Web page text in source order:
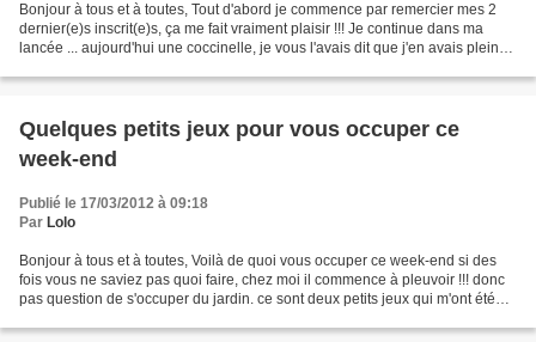
Bonjour à tous et à toutes, Tout d'abord je commence par remercier mes 2
dernier(e)s inscrit(e)s, ça me fait vraiment plaisir !!! Je continue dans ma
lancée ... aujourd'hui une coccinelle, je vous l'avais dit que j'en avais plein
Quelques petits jeux pour vous occuper ce
week-end
Publié le 17/03/2012 à 09:18
Par Lolo
Bonjour à tous et à toutes, Voilà de quoi vous occuper ce week-end si des
fois vous ne saviez pas quoi faire, chez moi il commence à pleuvoir !!! donc
pas question de s'occuper du jardin. ce sont deux petits jeux qui m'ont été